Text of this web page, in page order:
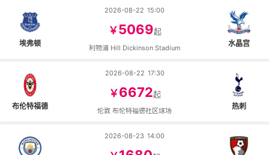
埃弗顿
2026-08-22 15:00
￥5069起
利物浦 Hill Dickinson Stadium 水晶宫
布伦特福德
2026-08-22 17:30
￥6672起
伦敦 布伦特福德社区球场 热刺
2026-08-23 14:00